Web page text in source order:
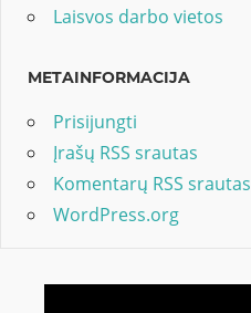
Laisvos darbo vietos
METAINFORMACIJA
Prisijungti
Įrašų RSS srautas
Komentarų RSS srautas
WordPress.org